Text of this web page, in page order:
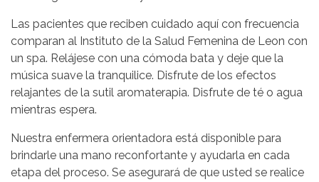
Las pacientes que reciben cuidado aquí con frecuencia
comparan al Instituto de la Salud Femenina de Leon con
un spa. Relájese con una cómoda bata y deje que la
música suave la tranquilice. Disfrute de los efectos
relajantes de la sutil aromaterapia. Disfrute de té o agua
mientras espera.
Nuestra enfermera orientadora está disponible para
brindarle una mano reconfortante y ayudarla en cada
etapa del proceso. Se asegurará de que usted se realice